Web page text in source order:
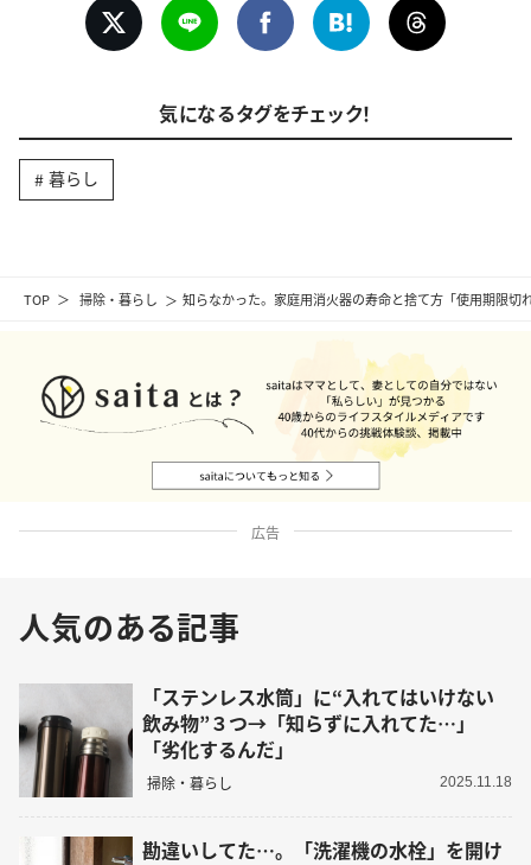
TOP 掃除・暮らし 知らなかった。家庭用消火器の寿命と捨て方「使用期限
気になるタグをチェック！
暮らし
広告
人気のある記事
「ステンレス水筒」に“入れてはいけない
飲み物”３つ→「知らずに入れてた…」
「劣化するんだ」
掃除・暮らし 2025.11.18
勘違いしてた…。「洗濯機の水栓」を開け